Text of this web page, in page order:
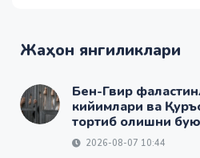
Жаҳон янгиликлари
Бен-Гвир
кийимлари ва
тортиб олишни
2026-08-07 10:44